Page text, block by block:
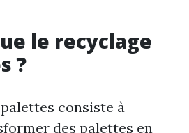
le recyclage
?
consiste à
des palettes en